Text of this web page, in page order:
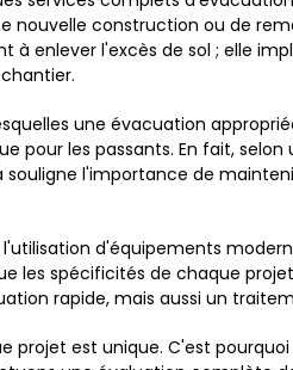
nouvelle construction ou de
à enlever l'excès de sol ; elle
une évacuation
pour les passants. En fait,
l'importance de
d'équipements
les spécificités de chaque
rapide, mais aussi un
projet est unique. C'est